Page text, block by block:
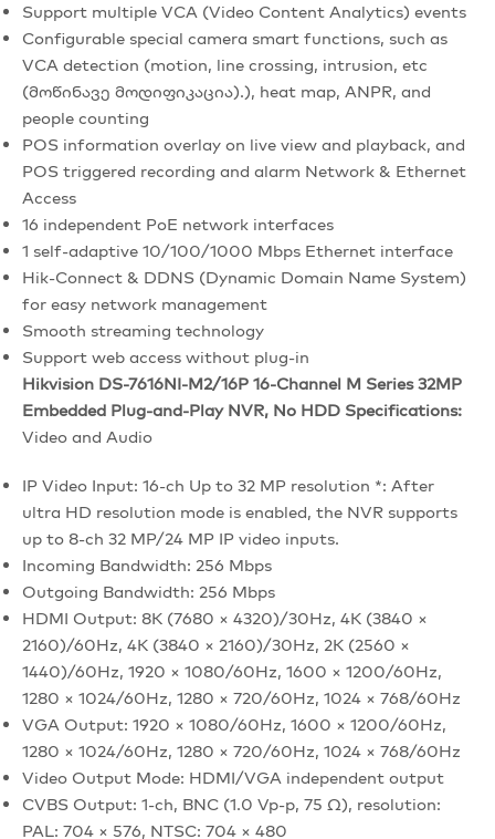
Support multiple VCA (Video Content Analytics) events
Configurable special camera smart functions, such as
VCA detection (motion, line crossing, intrusion, etc
(მოწინავე მოდიფიკაცია).), heat map, ANPR, and
people counting
POS information overlay on live view and playback, and
POS triggered recording and alarm Network & Ethernet
Access
16 independent PoE network interfaces
1 self-adaptive 10/100/1000 Mbps Ethernet interface
Hik-Connect & DDNS (Dynamic Domain Name System)
for easy network management
Smooth streaming technology
Support web access without plug-in
Hikvision DS-7616NI-M2/16P 16-Channel M Series 32MP
Embedded Plug-and-Play NVR, No HDD Specifications:
Video and Audio
IP Video Input: 16-ch Up to 32 MP resolution *: After
ultra HD resolution mode is enabled, the NVR supports
up to 8-ch 32 MP/24 MP IP video inputs.
Incoming Bandwidth: 256 Mbps
Outgoing Bandwidth: 256 Mbps
HDMI Output: 8K (7680 × 4320)/30Hz, 4K (3840 ×
2160)/60Hz, 4K (3840 × 2160)/30Hz, 2K (2560 ×
1440)/60Hz, 1920 × 1080/60Hz, 1600 × 1200/60Hz,
1280 × 1024/60Hz, 1280 × 720/60Hz, 1024 × 768/60Hz
VGA Output: 1920 × 1080/60Hz, 1600 × 1200/60Hz,
1280 × 1024/60Hz, 1280 × 720/60Hz, 1024 × 768/60Hz
Video Output Mode: HDMI/VGA independent output
CVBS Output: 1-ch, BNC (1.0 Vp-p, 75 Ω), resolution:
PAL: 704 × 576, NTSC: 704 × 480